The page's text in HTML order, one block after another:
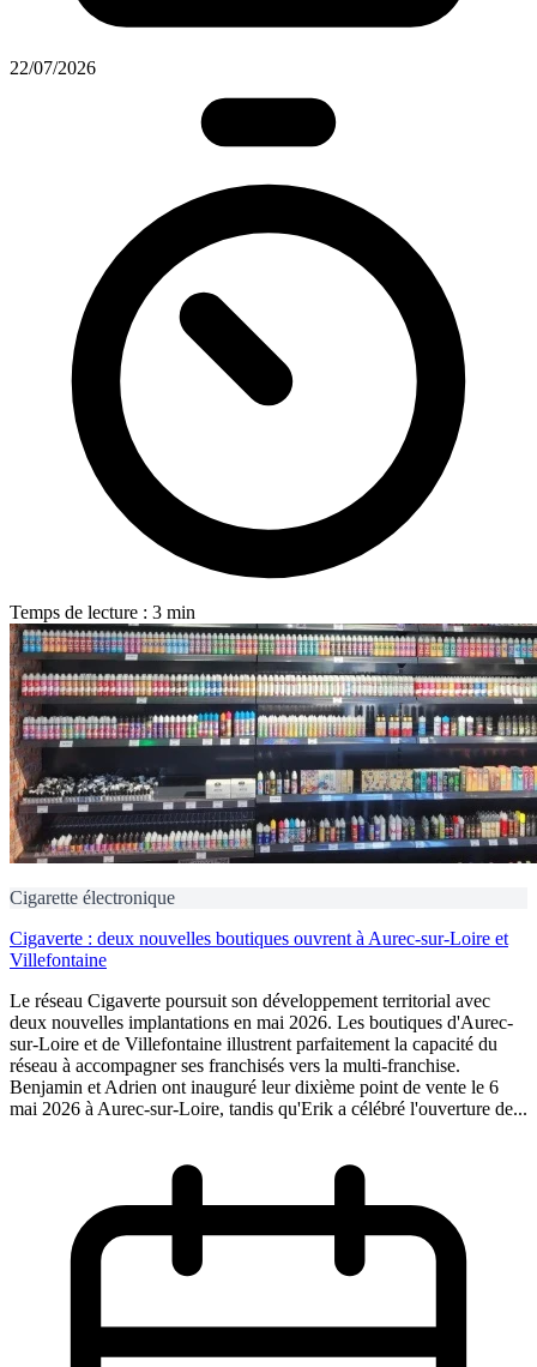
22/07/2026
Temps de lecture : 3 min
Cigarette électronique
Cigaverte : deux nouvelles boutiques ouvrent à Aurec-sur-Loire et
Villefontaine
Le réseau Cigaverte poursuit son développement territorial avec
deux nouvelles implantations en mai 2026. Les boutiques d'Aurec-
sur-Loire et de Villefontaine illustrent parfaitement la capacité du
réseau à accompagner ses franchisés vers la multi-franchise.
Benjamin et Adrien ont inauguré leur dixième point de vente le 6
mai 2026 à Aurec-sur-Loire, tandis qu'Erik a célébré l'ouverture de...